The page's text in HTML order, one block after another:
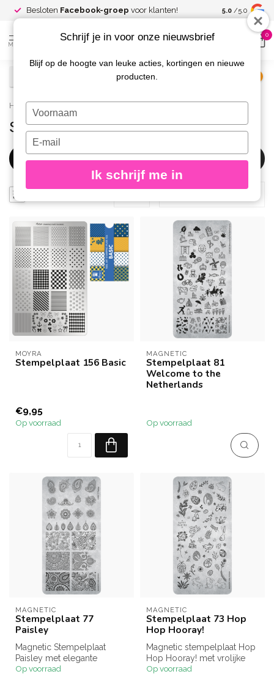
Besloten Facebook-groep voor klanten! Spaar voor
kortingen
5.0 /5.0
MENU
0
Home / Nail Art / Stempelen
Stempelen
Filters
MOYRA
Stempelplaat 156 Basic
€9,95
Op voorraad
MAGNETIC
Stempelplaat 81
Welcome to the
Netherlands
Op voorraad
MAGNETIC
Stempelplaat 77
Paisley
Magnetic Stempelplaat
Paisley met elegante
druppelvormige krullen en
Op voorraad
MAGNETIC
Stempelplaat 73 Hop
Hop Hooray!
Magnetic stempelplaat Hop
Hop Hooray! met vrolijke
paas designs zoals haasjes,
Op voorraad
Schrijf je in voor onze nieuwsbrief
Blijf op de hoogte van leuke acties, kortingen en nieuwe
producten.
Typ
je
naam
Typ
je
e-
in
Ik schrijf me in